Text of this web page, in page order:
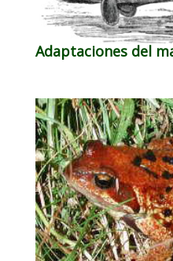
Adaptaciones del